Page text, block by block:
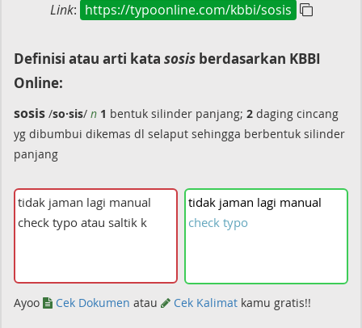
Link: https://typoonline.com/kbbi/sosis
Definisi atau arti kata sosis berdasarkan KBBI
Online:
sosis /so·sis/ n 1 bentuk silinder panjang; 2 daging cincang
yg dibumbui dikemas dl selaput sehingga berbentuk silinder
panjang
tidak jaman lagi manual
check typo
Ayoo Cek Dokumen atau Cek Kalimat kamu gratis!!